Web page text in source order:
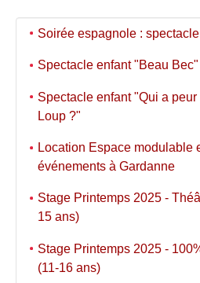
Soirée espagnole :
Spectacle enfant "Beau Bec"
Spectacle enfant "Qui a
Loup ?"
Location Espace modulable
événements à Gardanne
Stage Printemps 2025 -
15 ans)
Stage Printemps 2025 -
(11-16 ans)